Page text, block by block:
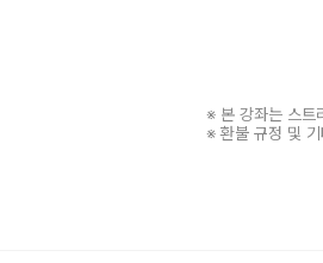
※ 본 강좌는 스트
※ 환불 규정 및